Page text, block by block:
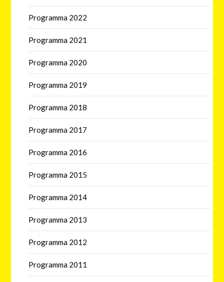
Programma 2022
Programma 2021
Programma 2020
Programma 2019
Programma 2018
Programma 2017
Programma 2016
Programma 2015
Programma 2014
Programma 2013
Programma 2012
Programma 2011